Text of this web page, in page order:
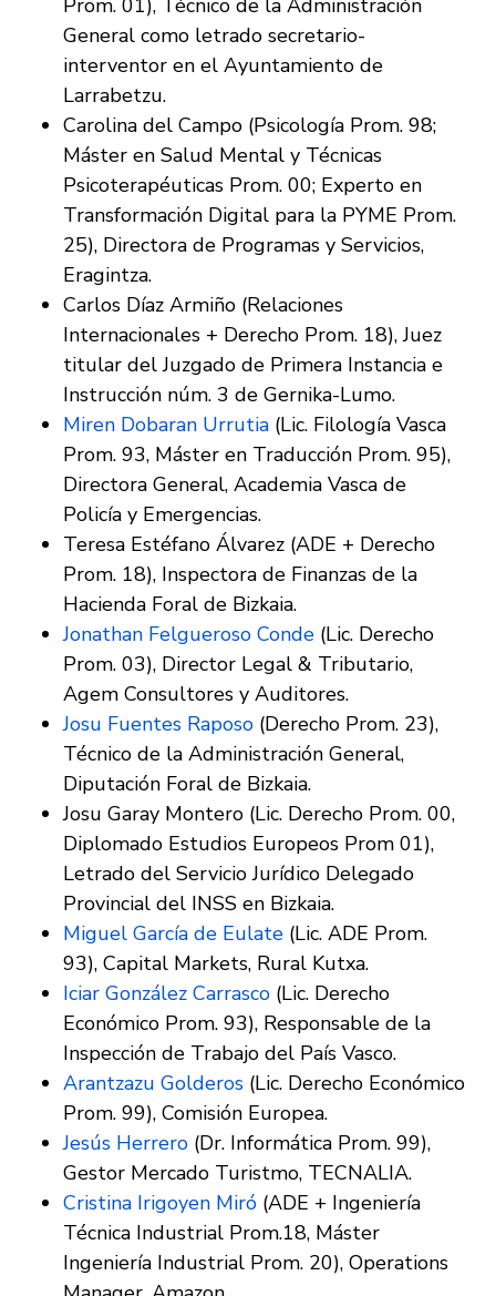
Prom. 01), Técnico de la Administración
General como letrado secretario-
interventor en el Ayuntamiento de
Larrabetzu.
Carolina del Campo (Psicología Prom. 98;
Máster en Salud Mental y Técnicas
Psicoterapéuticas Prom. 00; Experto en
Transformación Digital para la PYME Prom.
25), Directora de Programas y Servicios,
Eragintza.
Carlos Díaz Armiño (Relaciones
Internacionales + Derecho Prom. 18), Juez
titular del Juzgado de Primera Instancia e
Instrucción núm. 3 de Gernika-Lumo.
Miren Dobaran Urrutia(Lic. Filología Vasca
Prom. 93, Máster en Traducción Prom. 95),
Directora General, Academia Vasca de
Policía y Emergencias.
Teresa Estéfano Álvarez (ADE + Derecho
Prom. 18), Inspectora de Finanzas de la
Hacienda Foral de Bizkaia.
Jonathan Felgueroso Conde(Lic. Derecho
Prom. 03), Director Legal & Tributario,
Agem Consultores y Auditores.
Josu Fuentes Raposo(Derecho Prom. 23),
Técnico de la Administración General,
Diputación Foral de Bizkaia.
Josu Garay Montero (Lic. Derecho Prom. 00,
Diplomado Estudios Europeos Prom 01),
Letrado del Servicio Jurídico Delegado
Provincial del INSS en Bizkaia.
Miguel García de Eulate(Lic. ADE Prom.
93), Capital Markets, Rural Kutxa.
Iciar González Carrasco(Lic. Derecho
Económico Prom. 93), Responsable de la
Inspección de Trabajo del País Vasco.
Arantzazu Golderos(Lic. Derecho Económico
Prom. 99), Comisión Europea.
Jesús Herrero(Dr. Informática Prom. 99),
Gestor Mercado Turistmo, TECNALIA.
Cristina Irigoyen Miró(ADE + Ingeniería
Técnica Industrial Prom.18, Máster
Ingeniería Industrial Prom. 20), Operations